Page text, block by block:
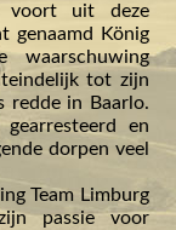
voort uit deze
genaamd König
waarschuwing
tot zijn
redde in Baarlo.
en
dorpen veel
Team Limburg
passie voor